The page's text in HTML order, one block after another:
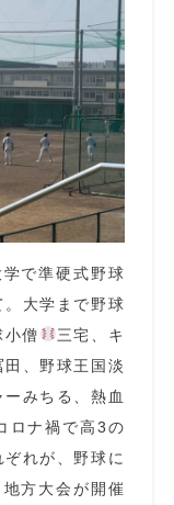
で準硬式野球
大学まで野球
小僧
三宅、キ
、野球王国淡
みちる、熱血
ロナ禍で高3の
れが、野球に
方大会が開催